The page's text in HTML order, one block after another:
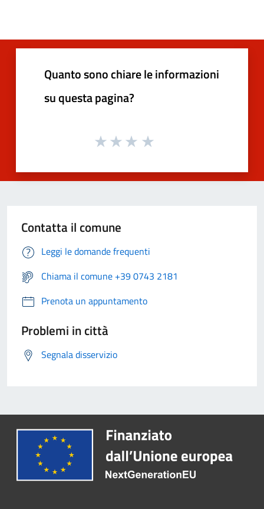
Quanto sono chiare le informazioni
su questa pagina?
Contatta il comune
Leggi le domande frequenti
Chiama il comune +39 0743 2181
Prenota un appuntamento
Problemi in città
Segnala disservizio